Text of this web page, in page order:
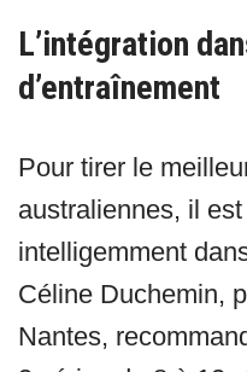
L’intégration
d’entraînement
Pour tirer le
australiennes, il
intelligemment
Céline Duchemin,
Nantes,